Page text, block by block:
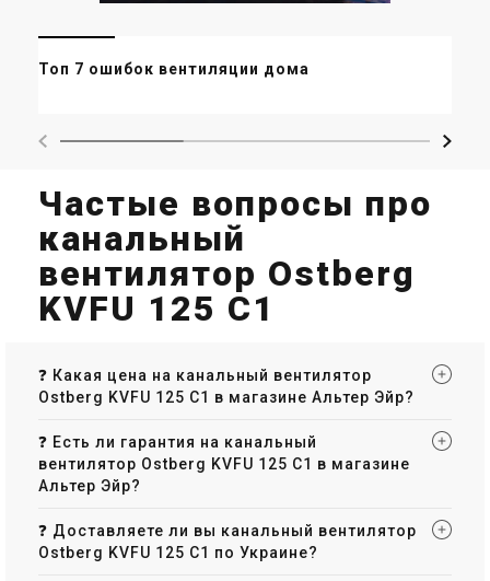
Топ 7 ошибок вентиляции дома
Частые вопросы про
канальный
вентилятор Ostberg
KVFU 125 C1
❓ Какая цена на канальный вентилятор
Ostberg KVFU 125 C1 в магазине Альтер Эйр?
❓ Есть ли гарантия на канальный
вентилятор Ostberg KVFU 125 C1 в магазине
Альтер Эйр?
❓ Доставляете ли вы канальный вентилятор
Ostberg KVFU 125 C1 по Украине?